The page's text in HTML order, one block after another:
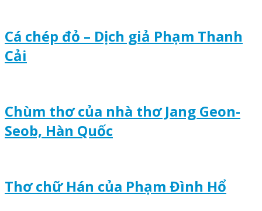
Cá chép đỏ – Dịch giả Phạm Thanh
Cải
Chùm thơ của nhà thơ Jang Geon-
Seob, Hàn Quốc
Thơ chữ Hán của Phạm Đình Hổ